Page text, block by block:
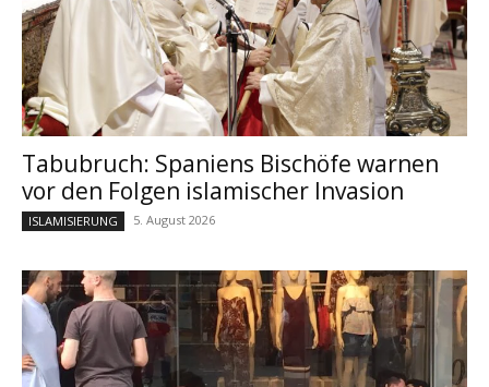
Tabubruch: Spaniens Bischöfe warnen
vor den Folgen islamischer Invasion
ISLAMISIERUNG 5. August 2026